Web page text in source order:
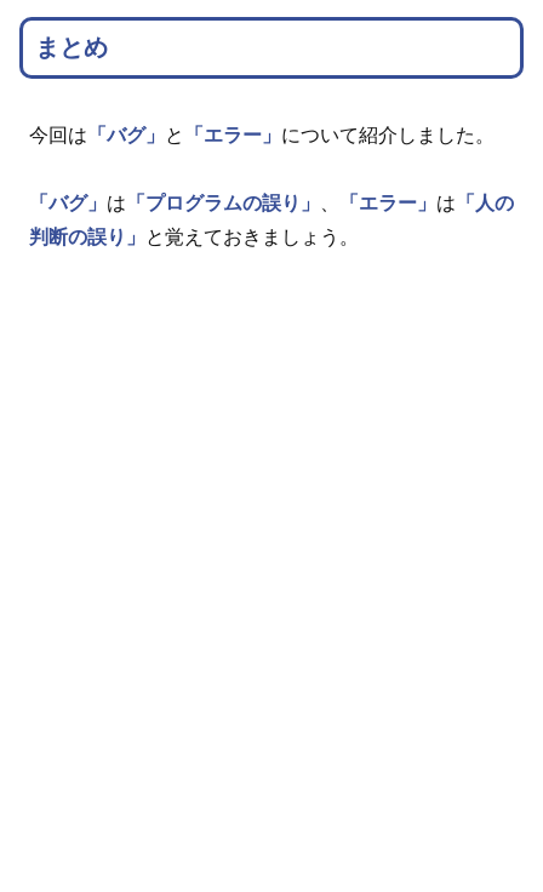
まとめ
今回は 「バグ」 と 「エラー」 について紹介しました。
「バグ」 は 「プログラムの誤り」 「エラー」 は 「人の
判断の誤り」
と覚えておきましょう。